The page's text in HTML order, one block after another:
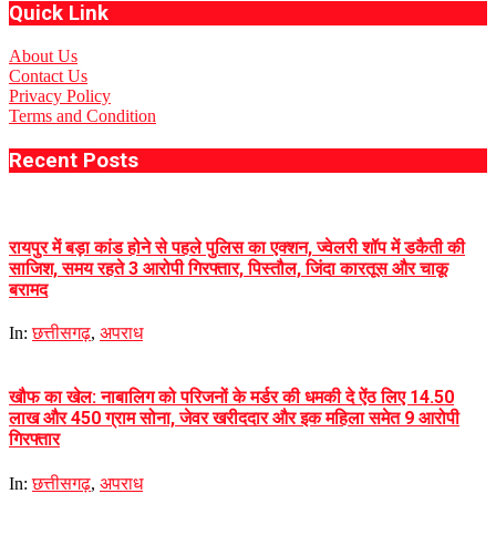
Quick Link
About Us
Contact Us
Privacy Policy
Terms and Condition
Recent Posts
रायपुर में बड़ा कांड होने से पहले पुलिस का एक्शन, ज्वेलरी शॉप में डकैती की
साजिश, समय रहते 3 आरोपी गिरफ्तार, पिस्तौल, जिंदा कारतूस और चाकू
बरामद
In: छत्तीसगढ़, अपराध
खौफ का खेल: नाबालिग को परिजनों के मर्डर की धमकी दे ऐंठ लिए 14.50
लाख और 450 ग्राम सोना, जेवर खरीददार और इक महिला समेत 9 आरोपी
गिरफ्तार
In: छत्तीसगढ़, अपराध